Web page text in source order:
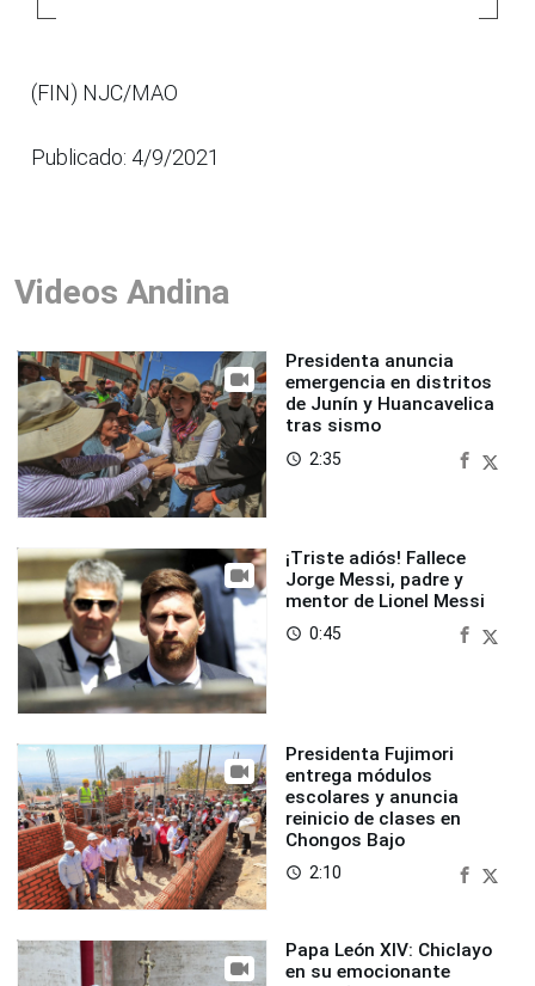
(FIN) NJC/MAO
Publicado: 4/9/2021
Videos Andina
Presidenta anuncia
emergencia en distritos
de Junín y Huancavelica
tras sismo
access_time 2:35
¡Triste adiós! Fallece
Jorge Messi, padre y
mentor de Lionel Messi
access_time 0:45
Presidenta Fujimori
entrega módulos
escolares y anuncia
reinicio de clases en
Chongos Bajo
access_time 2:10
Papa León XIV: Chiclayo
en su emocionante